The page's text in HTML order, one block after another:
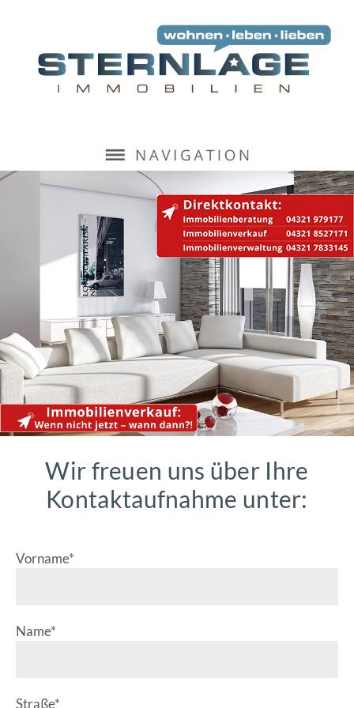
überspringen
Wir freuen uns über Ihre
Kontaktaufnahme unter:
Pflichtfeld
Vorname*
Pflichtfeld
Name*
Pflichtfeld
Straße*